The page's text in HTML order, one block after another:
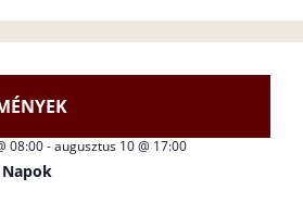
08:00-augusztus 10 @ 17:00